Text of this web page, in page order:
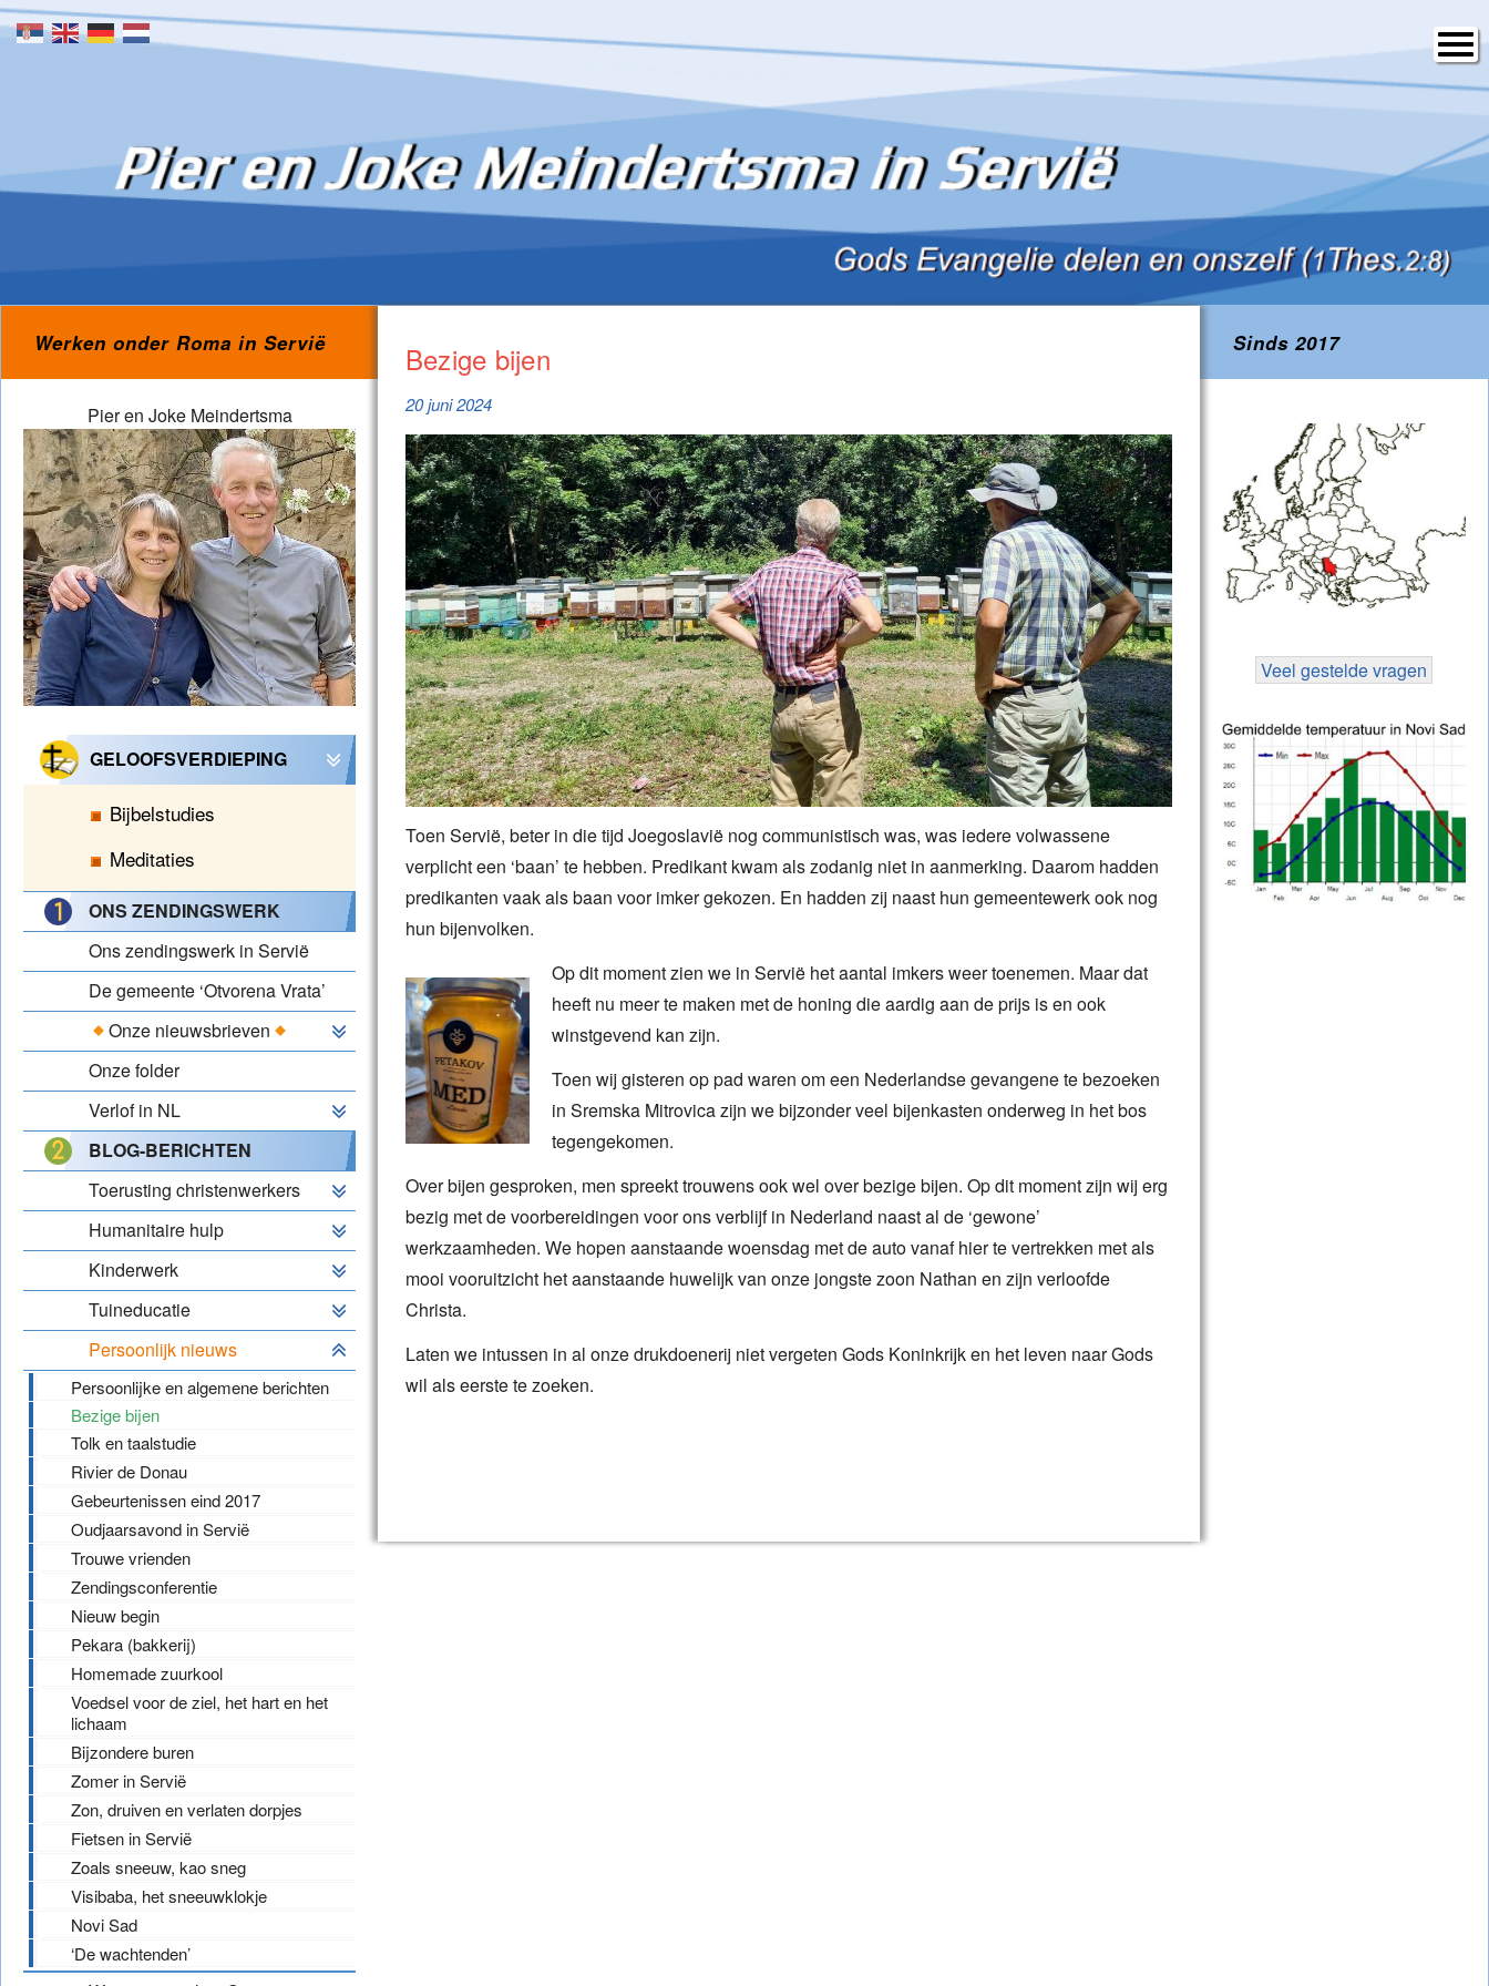
Skip to content
Bezige bijen
20 juni 2024
Toen Servië, beter in die tijd Joegoslavië nog communistisch was, was iedere volwassene
verplicht een ‘baan’ te hebben. Predikant kwam als zodanig niet in aanmerking. Daarom hadden
predikanten vaak als baan voor imker gekozen. En hadden zij naast hun gemeentewerk ook nog
hun bijenvolken.
Op dit moment zien we in Servië het aantal imkers weer toenemen. Maar dat
heeft nu meer te maken met de honing die aardig aan de prijs is en ook
winstgevend kan zijn.
Toen wij gisteren op pad waren om een Nederlandse gevangene te bezoeken
in Sremska Mitrovica zijn we bijzonder veel bijenkasten onderweg in het bos
tegengekomen.
Over bijen gesproken, men spreekt trouwens ook wel over bezige bijen. Op dit moment zijn wij erg
bezig met de voorbereidingen voor ons verblijf in Nederland naast al de ‘gewone’
werkzaamheden. We hopen aanstaande woensdag met de auto vanaf hier te vertrekken met als
mooi vooruitzicht het aanstaande huwelijk van onze jongste zoon Nathan en zijn verloofde
Christa.
Laten we intussen in al onze drukdoenerij niet vergeten Gods Koninkrijk en het leven naar Gods
wil als eerste te zoeken.
Werken onder Roma in Servië
Pier en Joke Meindertsma
GELOOFSVERDIEPING
Bijbelstudies
Meditaties
ONS ZENDINGSWERK
Ons zendingswerk in Servië
De gemeente ‘Otvorena Vrata’
Onze nieuwsbrieven
Onze folder
Verlof in NL
BLOG-BERICHTEN
Toerusting christenwerkers
Humanitaire hulp
Kinderwerk
Tuineducatie
Persoonlijk nieuws
Persoonlijke en algemene berichten
Bezige bijen
Tolk en taalstudie
Rivier de Donau
Gebeurtenissen eind 2017
Oudjaarsavond in Servië
Trouwe vrienden
Zendingsconferentie
Nieuw begin
Pekara (bakkerij)
Homemade zuurkool
Voedsel voor de ziel, het hart en het
lichaam
Bijzondere buren
Zomer in Servië
Zon, druiven en verlaten dorpjes
Fietsen in Servië
Zoals sneeuw, kao sneg
Visibaba, het sneeuwklokje
Novi Sad
‘De wachtenden’
Sinds 2017
Veel gestelde vragen